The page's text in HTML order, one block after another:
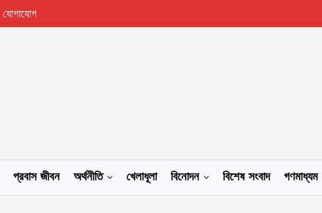
যোগাযোগ
প্রবাস জীবন অর্থনীতি খেলাধূলা বিনোদন বিশেষ সংবাদ গণমাধ্যম